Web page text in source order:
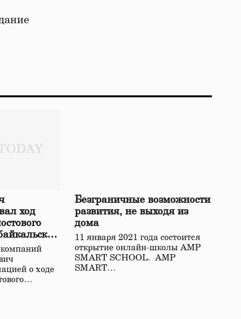
ход
о ходе
Безграничные возможности
развития, не выходя из
дома
11 января 2021 года состоится
открытие онлайн-школы АМР
SMART SCHOOL. АМР
SMART…